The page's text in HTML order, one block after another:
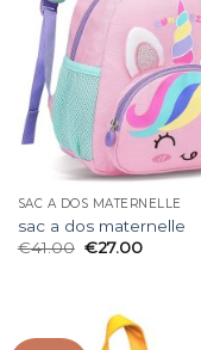
SAC A DOS MATERNELLE
sac a dos maternelle
€41.00 €27.00